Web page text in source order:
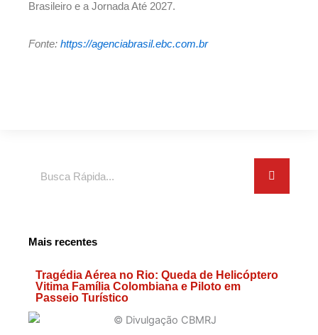
Brasileiro e a Jornada Até 2027.
Fonte: https://agenciabrasil.ebc.com.br
Mais recentes
Tragédia Aérea no Rio: Queda de Helicóptero
Vitima Família Colombiana e Piloto em
Passeio Turístico